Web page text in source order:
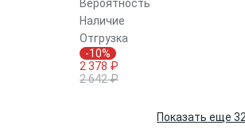
Вероятность
Наличие
Отгрузка
-10%
2 378 ₽
2 642 ₽
Показать еще